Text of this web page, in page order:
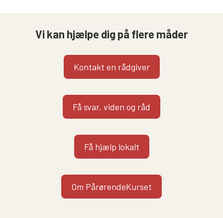
Vi kan hjælpe dig på flere måder
Kontakt en rådgiver
Få svar, viden og råd
Få hjælp lokalt
Om PårørendeKurset